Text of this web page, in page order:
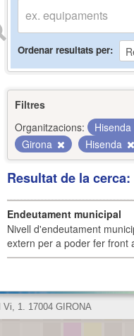
Ordenar resultats per
Filtres
Organitzacions:
Hisenda
Girona
Hisenda
Resultat de la
Endeutament municipal
Nivell d'endeutament
extern per a poder fer front
Vi, 1. 17004 GIRONA